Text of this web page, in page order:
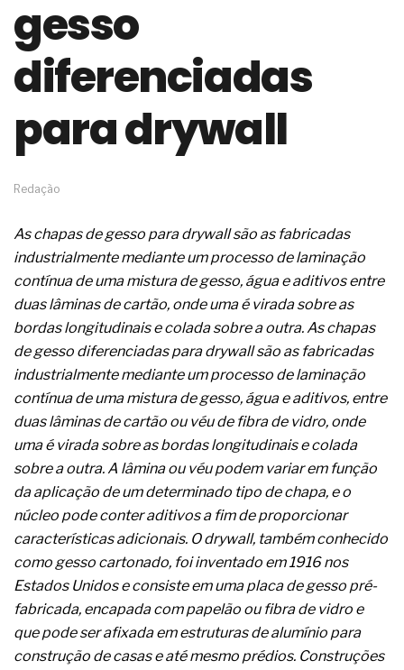
de governança das organizações
O desenho industrial ganha espaço como
As variações dimensionais dos produtos de
materiais cimentícios com fibra de vidro
modelo de IA
A IA elevou a régua do comprador B2B e a venda
de giro para as saídas de emergência
A sua indústria toma decisões ou apenas reage
aos problemas?
Os serviços de reciclagem profunda a frio in situ
com emulsão asfáltica
Os gestores da ABNT litigam de má-fé para
tentar criar uma reserva de mercado sobre as
NBR ISO
Os critérios médicos da síndrome metabólica
Os sintomas clínicos do teratoma de ovário
O tratamento médico da síndrome da fadiga
crônica
As causas médicas da queda dos cabelos ou
calvície
Quando a gestão é o obstáculo para o resultado
positivo
Os procedimentos para a inspeção em estruturas
hidráulicas de concreto de obras
O movimento regular reduz em 19% o risco de
morte precoce e melhora o metabolismo
O desenvolvimento de indicadores nas atividades
de governança das organizações
gesso
diferenciadas
para drywall
Redação
As chapas de gesso para drywall são as fabricadas
industrialmente mediante um processo de laminação
contínua de uma mistura de gesso, água e aditivos entre
duas lâminas de cartão, onde uma é virada sobre as
bordas longitudinais e colada sobre a outra. As chapas
de gesso diferenciadas para drywall são as fabricadas
industrialmente mediante um processo de laminação
contínua de uma mistura de gesso, água e aditivos, entre
duas lâminas de cartão ou véu de fibra de vidro, onde
uma é virada sobre as bordas longitudinais e colada
sobre a outra. A lâmina ou véu podem variar em função
da aplicação de um determinado tipo de chapa, e o
núcleo pode conter aditivos a fim de proporcionar
características adicionais. O drywall, também conhecido
como gesso cartonado, foi inventado em 1916 nos
Estados Unidos e consiste em uma placa de gesso pré-
fabricada, encapada com papelão ou fibra de vidro e
que pode ser afixada em estruturas de alumínio para
construção de casas e até mesmo prédios. Construções